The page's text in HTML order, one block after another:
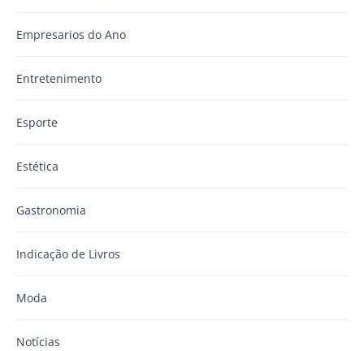
Empresarios do Ano
Entretenimento
Esporte
Estética
Gastronomia
Indicação de Livros
Moda
Notícias